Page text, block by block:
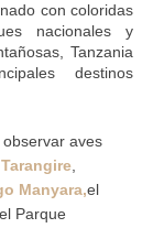
con coloridas
nacionales y
Tanzania
destinos
aves
,
Manyara,el
Parque